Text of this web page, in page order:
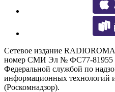
Сетевое издание
номер СМИ Эл № ФС77-81955
Федеральной службой по
информационных технологий
(Роскомнадзор).